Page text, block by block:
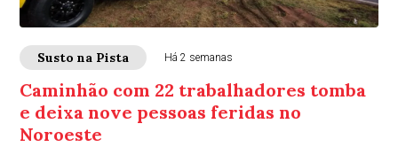
Susto na Pista Há 2 semanas
Caminhão com 22 trabalhadores tomba
e deixa nove pessoas feridas no
Noroeste